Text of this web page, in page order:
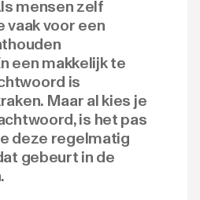
mensen zelf
vaak voor een
een makkelijk te
is
Maar al kies je
is het pas
deze regelmatig
gebeurt in de